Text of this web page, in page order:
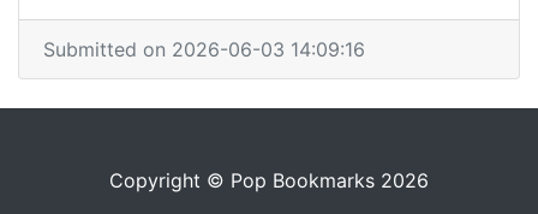
Submitted on 2026-06-03 14:09:16
Copyright © Pop Bookmarks 2026